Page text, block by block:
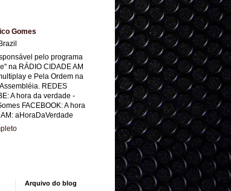
Gomes
pelo programa
na RÁDIO CIDADE AM
e Pela Ordem na
REDES
A hora da verdade -
FACEBOOK: A hora
aHoraDaVerdade
Arquivo do blog